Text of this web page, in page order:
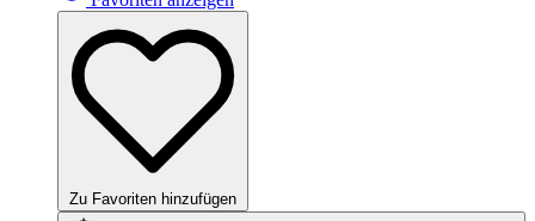
Zu Favoriten hinzufügen